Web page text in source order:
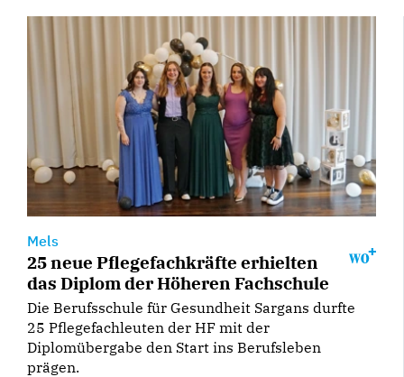
Mels
25 neue Pflegefachkräfte erhielten
das Diplom der Höheren Fachschule
Die Berufsschule für Gesundheit Sargans durfte
25 Pflegefachleuten der HF mit der
Diplomübergabe den Start ins Berufsleben
prägen.